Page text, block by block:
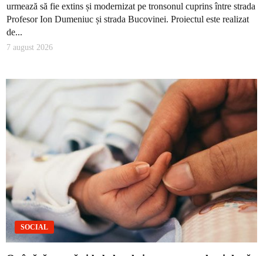
urmează să fie extins și modernizat pe tronsonul cuprins între strada
Profesor Ion Dumeniuc și strada Bucovinei. Proiectul este realizat
de...
7 august 2026
SOCIAL